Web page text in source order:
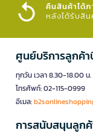
คืนสินค้าได้ภ
หลังได้รับสิน
ศูนย์บริการลูกค้า
ทุกวัน เวลา 8.30-18.00 น.
โทรศัพท์: 02-115-0999
อีเมล:
การสนับสนุนลูก